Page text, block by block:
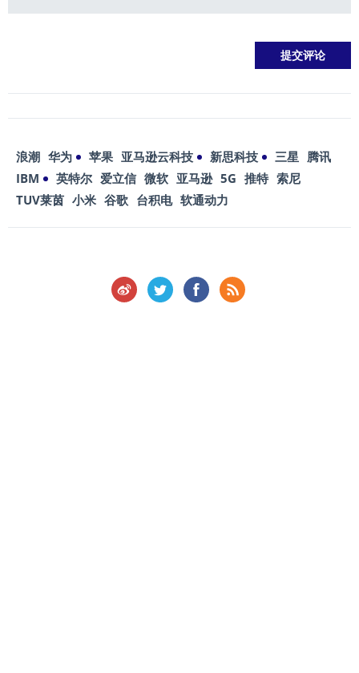
浪潮 华为 苹果 亚马逊云科技 新思科技 三星 腾讯
IBM
英特尔 爱立信 微软 亚马逊 5G 推特 索尼
TUV莱茵 小米 谷歌 台积电 软通动力